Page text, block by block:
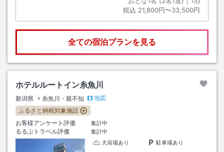
税込 21,800円〜33,500円
全ての宿泊プランを見る
ホテルルートイン糸魚川
新潟県 糸魚川・親不知
地図
ふるさと納税対象施設
お客様アンケート評価
集計中
るるぶトラベル評価
集計中
大浴場あり
駐車場あり